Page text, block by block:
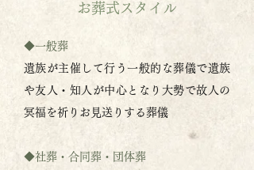
お葬式スタイル
◆一般葬
遺族が主催して行う一般的な葬儀で遺族
や友人・知人が中心となり大勢で故人の
冥福を祈りお見送りする葬儀
◆社葬・合同葬・団体葬